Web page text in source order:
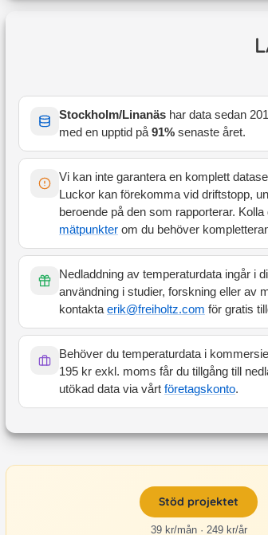
Stockholm/Linanäs har data sedan
med en upptid på 91% senaste året.
Vi kan inte garantera en komplett
Luckor kan förekomma vid driftstopp,
beroende på den som rapporterar. Kolla
mätpunkter om du behöver
Nedladdning av temperaturdata ingår i
användning i studier, forskning eller av
kontakta erik@freiholtz.com för gratis
Behöver du temperaturdata i
195 kr exkl. moms får du tillgång till
utökad data via vårt företagskonto.
Stöd projektet
39 kr/mån · 249 kr/år